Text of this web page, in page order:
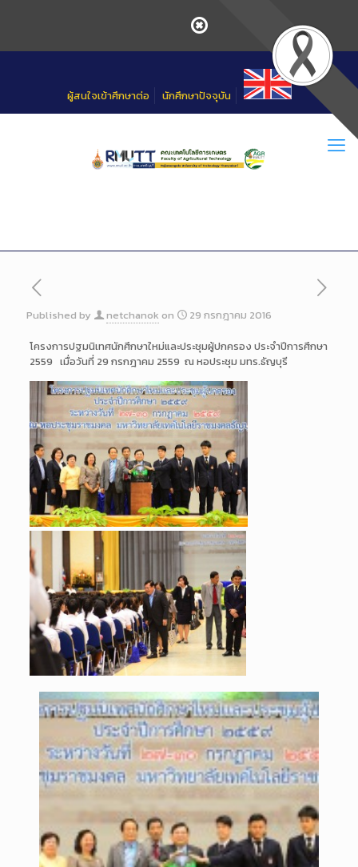
ผู้สนใจเข้าศึกษาต่อ นักศึกษาปัจจุบัน
Published by netchanok on 29 กรกฎาคม 2016
โครงการปฐมนิเทศนักศึกษาใหม่และประชุมผู้ปกครอง ประจำปีการศึกษา
2559 เมื่อวันที่ 29 กรกฎาคม 2559 ณ หอประชุม มทร.ธัญบุรี